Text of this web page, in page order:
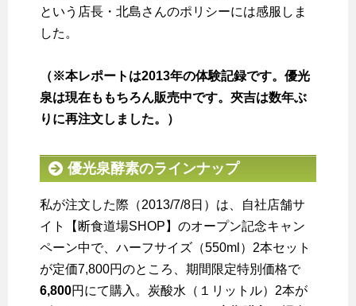
という店長・北島さんのポリシーには感服しま
した。
（※本レポートは2013年の体験記録です。優光
泉は現在ももちろん販売中です。夾吉は数年ぶ
りに再注文しました。）
優光泉酵素のラインナップ
私が注文した際（2013/7/8日）は、自社店舗サ
イト【断食道場SHOP】のオープン記念キャン
ペーン中で、ハーフサイズ（550ml）2本セット
が定価7,800円のところ、期間限定特別価格で
6,800円にて購入。炭酸水（１リットル）2本が